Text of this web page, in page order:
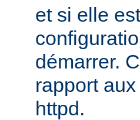
et si elle
démarrer.
rapport
httpd.